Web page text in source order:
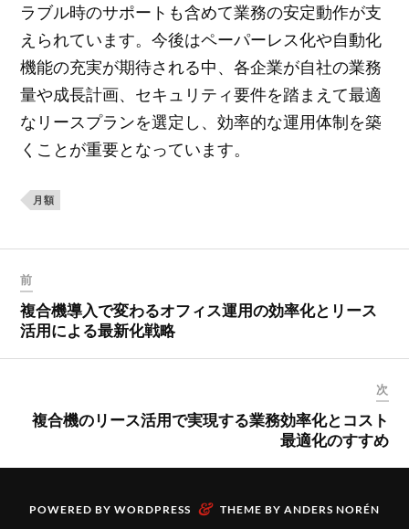
ラブル時のサポートも含めて業務の安定動作が支
えられています。今後はペーパーレス化や自動化
機能の充実が期待される中、各企業が自社の業務
量や成長計画、セキュリティ要件を踏まえて最適
なリースプランを選定し、効率的な運用体制を築
くことが重要となっています。
月額
前
複合機導入で変わるオフィス運用の効率化とリース
活用による最新化戦略
次
複合機のリース活用で実現する業務効率化とコスト
最適化のすすめ
POWERED BY WORDPRESS & THEME BY ANDERS NORÉN